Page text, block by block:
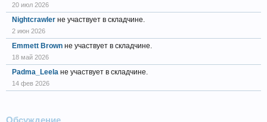
20 июл 2026
Nightcrawler не участвует в складчине.
2 июн 2026
Emmett Brown не участвует в складчине.
18 май 2026
Padma_Leela не участвует в складчине.
14 фев 2026
Обсуждение